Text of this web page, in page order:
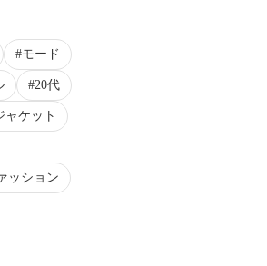
モード
20代
ャケット
ッション